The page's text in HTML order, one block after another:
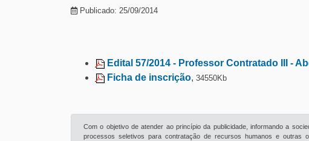
Publicado: 25/09/2014
Edital 57/2014 - Professor Contratado III -
Ficha de inscrição, 34550Kb
Com o objetivo de atender ao princípio da publicidade, informando a
processos seletivos para contratação de recursos humanos e outras